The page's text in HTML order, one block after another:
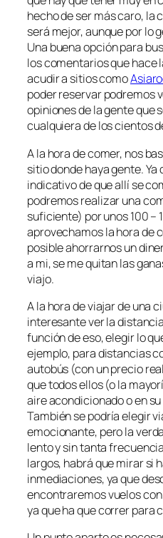
hecho de ser más caro, la
será mejor, aunque por lo
Una buena opción para
los comentarios que hace
acudir a sitios como
poder reservar podremos
opiniones de la gente que
cualquiera de los cientos
A la hora de comer, nos
sitio donde haya gente. Ya
indicativo de que allí se
podremos realizar una
suficiente) por unos 100 –
aprovechamos la hora de
posible ahorrarnos un
a mi, se me quitan las
viajo.
A la hora de viajar de una
interesante ver la
función de eso, elegir lo
ejemplo, para distancias
autobús (con un precio
que todos ellos (o la
aire acondicionado o en
También se podría elegir
emocionante, pero la
lento y sin tanta
largos, habrá que mirar si
inmediaciones, ya que
encontraremos vuelos con
ya que ha que correr para